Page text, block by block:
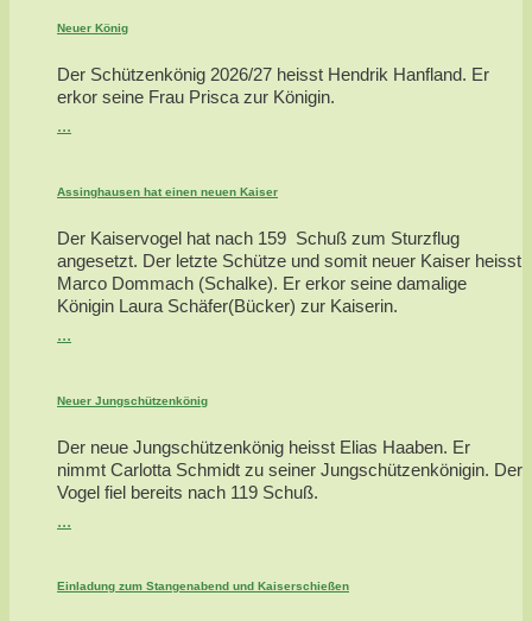
Neuer König
Der Schützenkönig 2026/27 heisst Hendrik Hanfland. Er
erkor seine Frau Prisca zur Königin.
...
Assinghausen hat einen neuen Kaiser
Der Kaiservogel hat nach 159 Schuß zum Sturzflug
angesetzt. Der letzte Schütze und somit neuer Kaiser heisst
Marco Dommach (Schalke). Er erkor seine damalige
Königin Laura Schäfer(Bücker) zur Kaiserin.
...
Neuer Jungschützenkönig
Der neue Jungschützenkönig heisst Elias Haaben. Er
nimmt Carlotta Schmidt zu seiner Jungschützenkönigin. Der
Vogel fiel bereits nach 119 Schuß.
...
Einladung zum Stangenabend und Kaiserschießen